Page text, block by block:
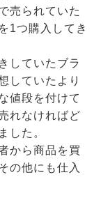
売られていた
1つ購入してき
していたブラ
していたより
値段を付けて
れなければど
した。
から商品を買
の他にも仕入